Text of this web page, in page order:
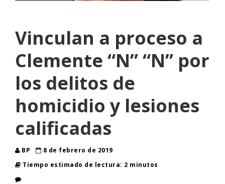
Vinculan a proceso a
Clemente “N” “N” por
los delitos de
homicidio y lesiones
calificadas
BP
8 de febrero de 2019
Tiempo estimado de lectura: 2 minutos